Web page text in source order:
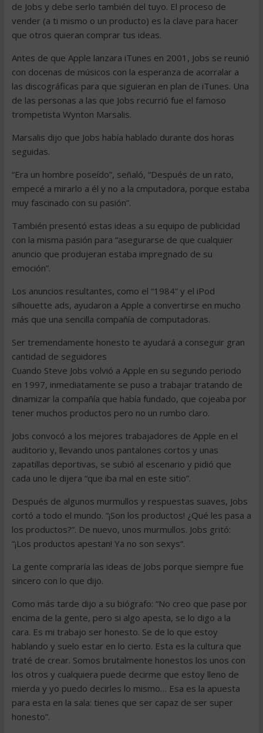
de Jobs y debe serlo también del tuyo. El proceso de
vender (a ti mismo o un producto) es la clave para hacer
que otros quieran comprar tus ideas.
Antes de que Apple lanzara iTunes en 2001, Jobs se reunió
con docenas de músicos con la esperanza de acorralar a
las discográficas para que siguieran en plan de iTunes. Una
de las personas a las que Jobs recurrió fue el famoso
trompetista Wynton Marsalis.
Marsalis dijo que Jobs había hablado durante dos horas
seguidas.
“Era un hombre poseído”, señaló, “Después de un rato,
empecé a mirarlo a él y no a la cmputadora, porque estaba
muy fascinado con su pasión”.
También presentó estas ideas a su equipo de publicidad
con la misma pasión para “asegurarse de que cualquier
anuncio que produjeran estaba impregnado de su
emoción”.
Los anuncios resultantes, como el “1984” y el iPod
silhouette ads, ayudaron a Apple a convertirse en mucho
más que una sencilla compañía de computadoras.
Ser tremendamente honesto te ayudará a conseguir gran
cantidad de seguidores
Cuando Steve Jobs volvió a Apple en su segundo periodo
en 1997, inmediatamente se puso a trabajar tratando de
dinamizar la compañía que había fundado, que cojeaba por
tener muchos productos pero no un rumbo claro.
Jobs convocó a los mejores trabajadores de Apple en el
auditorio y, llevando unos pantalones cortos y unas
zapatillas deportivas, se subió al escenario y pidió que
cada uno le dijera “que iba mal en este sitio”.
Después de algunos murmullos y respuestas suaves, Jobs
cortó a todo el mundo. “¡Son los productos! ¿Qué les pasa a
los productos?”. De nuevo, unos murmullos. Jobs gritó:
“¡Los productos apestan! Ya no son sexys“.
La gente compraría las ideas de Jobs porque siempre fue
sincero con lo que dijo.
Como más tarde dijo a su biógrafo: “No creo que pase por
encima de la gente, pero si algo apesta, se lo digo a la
cara. Es mi trabajo ser honesto. Se de lo que estoy
hablando y suelo estar en lo cierto. Esta es la cultura que
traté de crear. Somos brutalmente honestos los unos con
los otros y cualquiera puede decirme que estoy lleno de
mierda y yo puedo decirles lo mismo… Esa es la apuesta
para esta en la sala: tienes que ser capaz de ser super
honesto”.